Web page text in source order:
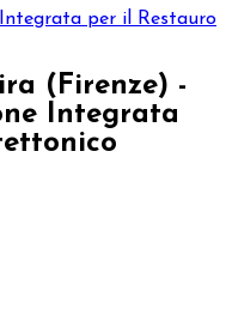
per il Restauro
(Firenze) -
Integrata